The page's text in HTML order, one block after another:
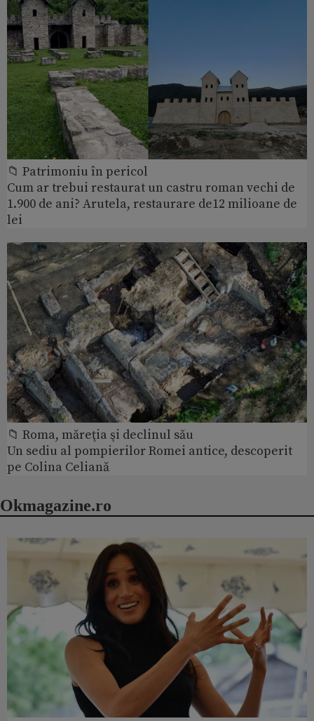
📁 Patrimoniu în pericol
Cum ar trebui restaurat un castru roman vechi de
1.900 de ani? Arutela, restaurare de12 milioane de
lei
📁 Roma, măreţia şi declinul său
Un sediu al pompierilor Romei antice, descoperit
pe Colina Celiană
Okmagazine.ro